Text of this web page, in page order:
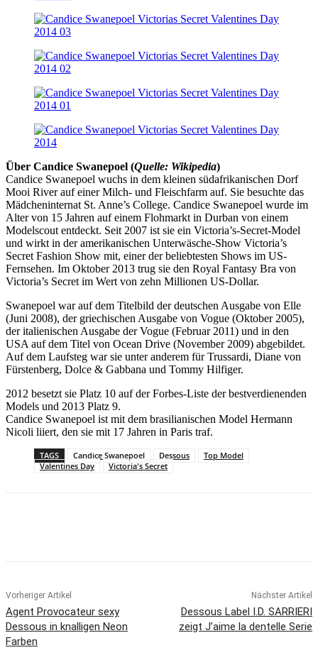
Über Candice Swanepoel (Quelle: Wikipedia)
Candice Swanepoel wuchs in dem kleinen südafrikanischen Dorf
Mooi River auf einer Milch- und Fleischfarm auf. Sie besuchte das
Mädcheninternat St. Anne’s College. Candice Swanepoel wurde im
Alter von 15 Jahren auf einem Flohmarkt in Durban von einem
Modelscout entdeckt. Seit 2007 ist sie ein Victoria’s-Secret-Model
und wirkt in der amerikanischen Unterwäsche-Show Victoria’s
Secret Fashion Show mit, einer der beliebtesten Shows im US-
Fernsehen. Im Oktober 2013 trug sie den Royal Fantasy Bra von
Victoria’s Secret im Wert von zehn Millionen US-Dollar.
Swanepoel war auf dem Titelbild der deutschen Ausgabe von Elle
(Juni 2008), der griechischen Ausgabe von Vogue (Oktober 2005),
der italienischen Ausgabe der Vogue (Februar 2011) und in den
USA auf dem Titel von Ocean Drive (November 2009) abgebildet.
Auf dem Laufsteg war sie unter anderem für Trussardi, Diane von
Fürstenberg, Dolce & Gabbana und Tommy Hilfiger.
2012 besetzt sie Platz 10 auf der Forbes-Liste der bestverdienenden
Models und 2013 Platz 9.
Candice Swanepoel ist mit dem brasilianischen Model Hermann
Nicoli liiert, den sie mit 17 Jahren in Paris traf.
TAGS Candice Swanepoel Dessous
Top Model
Valentines Day
Victoria's Secret
Vorheriger Artikel
Agent Provocateur sexy
Dessous in knalligen Neon
Farben
Nächster Artikel
Dessous Label I.D. SARRIERI
zeigt J’aime la dentelle Serie